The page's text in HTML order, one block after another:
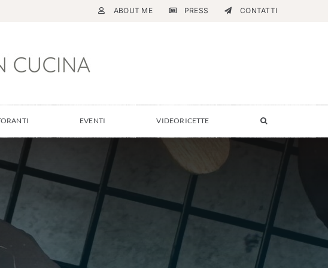
ABOUT ME PRESS CONTATTI
EVENTI VIDEORICETTE